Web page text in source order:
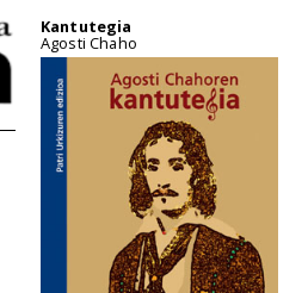
Kantutegia
Agosti Chaho